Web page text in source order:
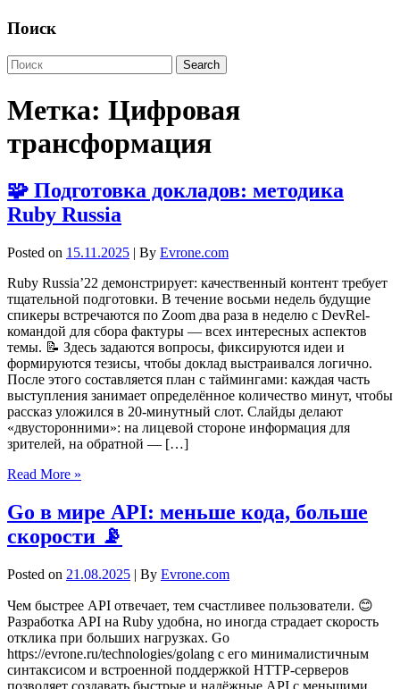
Поиск
Метка: Цифровая
трансформация
🧩 Подготовка докладов: методика
Ruby Russia
Posted on 15.11.2025 | By Evrone.com
Ruby Russia’22 демонстрирует: качественный контент требует
тщательной подготовки. В течение восьми недель будущие
спикеры встречаются по Zoom два раза в неделю с DevRel-
командой для сбора фактуры — всех интересных аспектов
темы. 📝 Здесь задаются вопросы, фиксируются идеи и
формируются тезисы, чтобы доклад выстраивался логично.
После этого составляется план с таймингами: каждая часть
выступления занимает определённое количество минут, чтобы
рассказ уложился в 20-минутный слот. Слайды делают
«двусторонними»: на лицевой стороне информация для
зрителей, на обратной — […]
Read More »
Go в мире API: меньше кода, больше
скорости 📡
Posted on 21.08.2025 | By Evrone.com
Чем быстрее API отвечает, тем счастливее пользователи. 😊
Разработка API на Ruby удобна, но иногда страдает скорость
отклика при больших нагрузках. Go
https://evrone.ru/technologies/golang с его минималистичным
синтаксисом и встроенной поддержкой HTTP-серверов
позволяет создавать быстрые и надёжные API с меньшими